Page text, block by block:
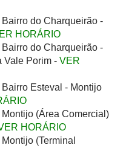
do Charqueirão -
HORÁRIO
do Charqueirão -
Vale Porim - VER
Esteval - Montijo
(Área Comercial)
HORÁRIO
(Terminal